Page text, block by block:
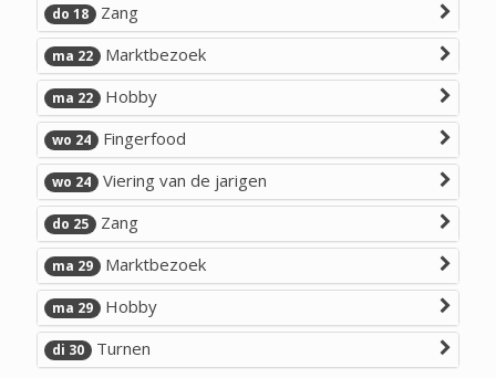
do 18 Zang
ma 22 Marktbezoek
ma 22 Hobby
wo 24 Fingerfood
wo 24 Viering van de jarigen
do 25 Zang
ma 29 Marktbezoek
ma 29 Hobby
di 30 Turnen